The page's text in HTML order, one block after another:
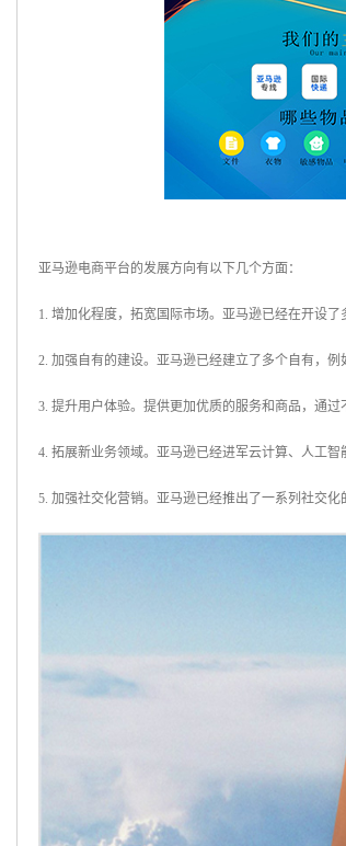
亚马逊电商平台的发展方向有以下几个方面：
1. 增加化程度，拓宽国际市场。亚马逊已经在开设
2. 加强自有的建设。亚马逊已经建立了多个自有，例
3. 提升用户体验。提供更加优质的服务和商品，通
4. 拓展新业务领域。亚马逊已经进军云计算、人工
5. 加强社交化营销。亚马逊已经推出了一系列社交